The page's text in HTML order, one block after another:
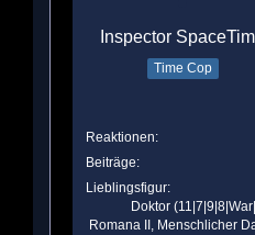
Inspector
Time Cop
Reaktionen
Beiträge
Lieblingsfigur
Doktor
Romana II, Menschlicher